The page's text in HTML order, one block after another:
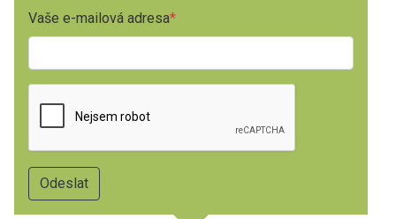
Vaše e-mailová adresa